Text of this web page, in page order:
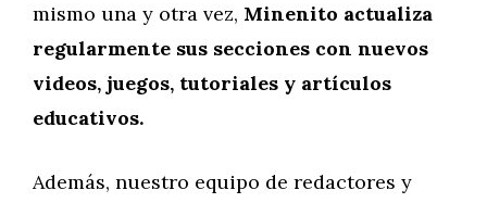
mismo una y otra vez, Minenito actualiza
regularmente sus secciones con nuevos
videos, juegos, tutoriales y artículos
educativos.
Además, nuestro equipo de redactores y